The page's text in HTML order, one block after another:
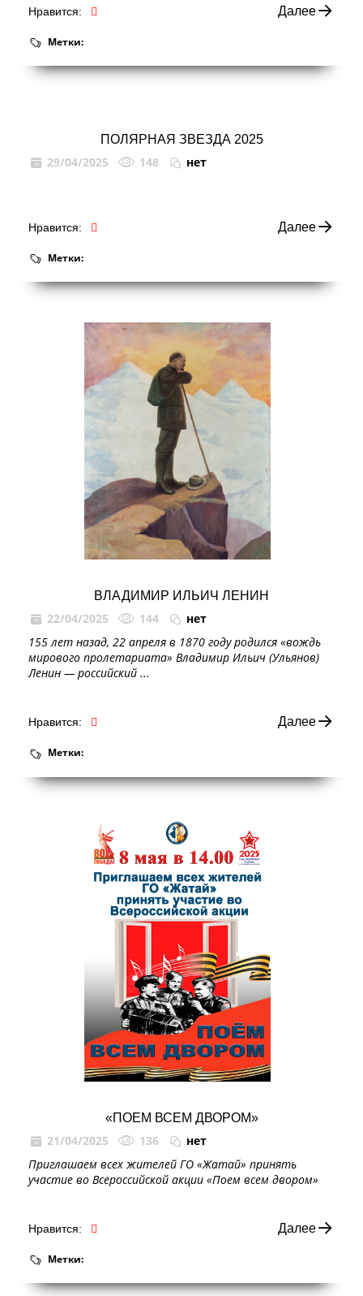
Нравится: Далее
Метки:
ПОЛЯРНАЯ ЗВЕЗДА 2025
29/04/2025 148 нет
Нравится: Далее
Метки:
ВЛАДИМИР ИЛЬИЧ ЛЕНИН
22/04/2025 144
нет
155 лет назад, 22 апреля в 1870 году родился «вождь
мирового пролетариата» Владимир Ильич (Ульянов)
Ленин — российский ...
Нравится: Далее
Метки:
«ПОЕМ ВСЕМ ДВОРОМ»
21/04/2025 136
нет
Приглашаем всех жителей ГО «Жатай» принять
участие во Всероссийской акции «Поем всем двором»
Нравится: Далее
Метки: